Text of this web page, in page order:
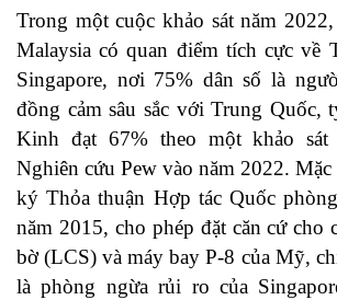
Trong một cuộc khảo sát năm
Malaysia có quan điểm tích cực về
Singapore, nơi 75% dân số là
đồng cảm sâu sắc với Trung Quốc,
Kinh đạt 67% theo một khảo sát
Nghiên cứu Pew vào năm 2022. Mặc
ký Thỏa thuận Hợp tác Quốc
năm 2015, cho phép đặt căn cứ cho
bờ (LCS) và máy bay P-8 của Mỹ,
là phòng ngừa rủi ro của